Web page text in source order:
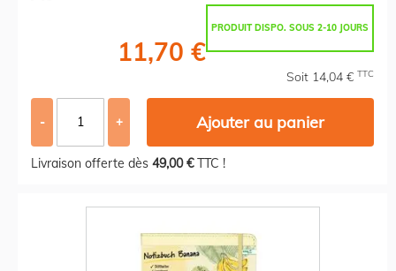
PRODUIT DISPO. SOUS 2-10 JOURS
11,70 €
Soit 14,04 € TTC
- + Ajouter au panier
Livraison offerte dès 49,00 €TTC !